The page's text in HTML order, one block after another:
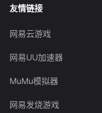
友情链接
网易云游戏
网易UU加速器
MuMu模拟器
网易发烧游戏